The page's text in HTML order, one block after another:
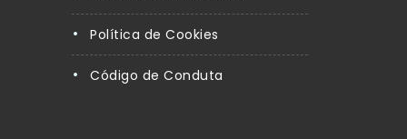
Política de Cookies
Código de Conduta